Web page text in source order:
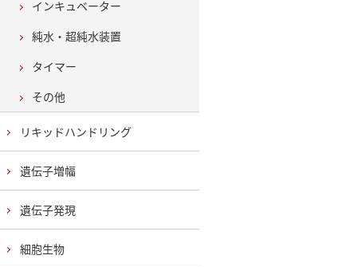
インキュベーター
純水・超純水装置
タイマー
その他
リキッドハンドリング
遺伝子増幅
遺伝子発現
細胞生物